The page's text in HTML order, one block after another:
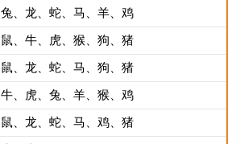
兔、龙、蛇、马、羊、鸡
鼠、牛、虎、猴、狗、猪
鼠、龙、蛇、马、狗、猪
牛、虎、兔、羊、猴、鸡
鼠、龙、蛇、马、鸡、猪